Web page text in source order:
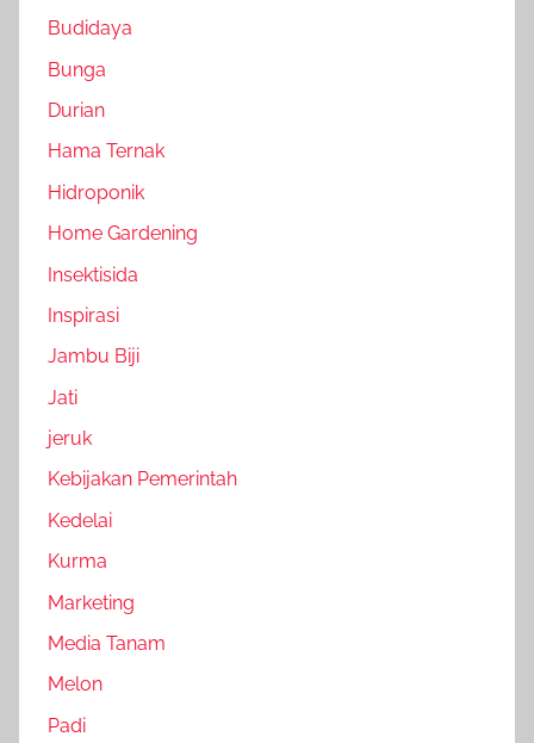
Budidaya
Bunga
Durian
Hama Ternak
Hidroponik
Home Gardening
Insektisida
Inspirasi
Jambu Biji
Jati
jeruk
Kebijakan Pemerintah
Kedelai
Kurma
Marketing
Media Tanam
Melon
Padi